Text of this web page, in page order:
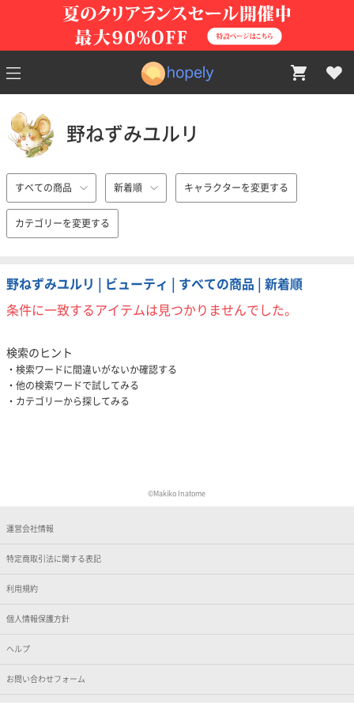
野ねずみユルリ
すべての商品 新着順 キャラクターを変更する
カテゴリーを変更する
野ねずみユルリ | ビューティ | すべての商品 | 新着順
条件に一致するアイテムは見つかりませんでした。
検索のヒント
検索ワードに間違いがないか確認する
他の検索ワードで試してみる
カテゴリーから探してみる
©Makiko Inatome
運営会社情報
特定商取引法に関する表記
利用規約
個人情報保護方針
ヘルプ
お問い合わせフォーム